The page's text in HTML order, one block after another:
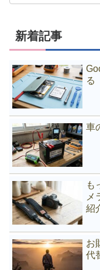
新着記事
る
車
も
メ
紹
お
代